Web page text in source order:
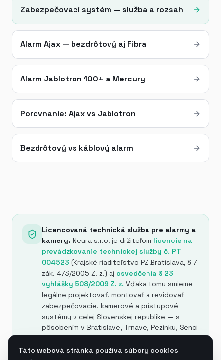
Zabezpečovací systém — služba a rozsah
Alarm Ajax — bezdrôtový aj Fibra
Alarm Jablotron 100+ a Mercury
Porovnanie: Ajax vs Jablotron
Bezdrôtový vs káblový alarm
Licencovaná technická služba pre alarmy a
kamery. Neura s.r.o. je držiteľom licencie na
prevádzkovanie technickej služby č. PT
004523 (Krajské riaditeľstvo PZ Bratislava, § 7
zák. 473/2005 Z. z.) aj osvedčenia § 23
vyhlášky 508/2009 Z. z. Vďaka tomu smieme
legálne projektovať, montovať a revidovať
zabezpečovacie, kamerové a prístupové
systémy v celej Slovenskej republike — s
pôsobením v Bratislave, Trnave, Pezinku, Senci
Táto webová stránka používa súbory cookies